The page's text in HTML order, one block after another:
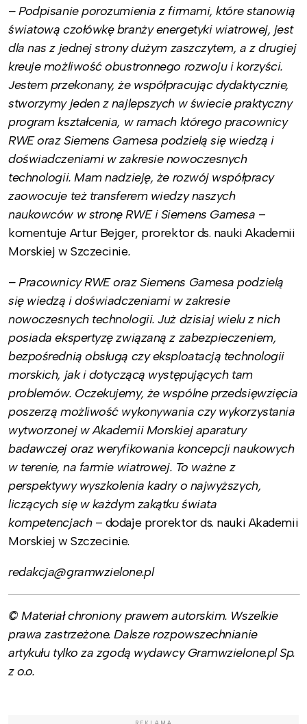
– Podpisanie porozumienia z firmami, które stanowią
światową czołówkę branży energetyki wiatrowej, jest
dla nas z jednej strony dużym zaszczytem, a z drugiej
kreuje możliwość obustronnego rozwoju i korzyści.
Jestem przekonany, że współpracując dydaktycznie,
stworzymy jeden z najlepszych w świecie praktyczny
program kształcenia, w ramach którego pracownicy
RWE oraz Siemens Gamesa podzielą się wiedzą i
doświadczeniami w zakresie nowoczesnych
technologii. Mam nadzieję, że rozwój współpracy
zaowocuje też transferem wiedzy naszych
naukowców w stronę RWE i Siemens Gamesa –
komentuje Artur Bejger, prorektor ds. nauki Akademii
Morskiej w Szczecinie.
– Pracownicy RWE oraz Siemens Gamesa podzielą
się wiedzą i doświadczeniami w zakresie
nowoczesnych technologii. Już dzisiaj wielu z nich
posiada ekspertyzęzwiązanąz zabezpieczeniem,
bezpośrednią obsługą czy eksploatacją technologii
morskich, jak i dotyczącą występujących tam
problemów. Oczekujemy, że wspólne przedsięwzięcia
poszerzą możliwość wykonywania czy wykorzystania
wytworzonej w Akademii Morskiej aparatury
badawczej oraz weryfikowania koncepcji naukowych
w terenie, na farmie wiatrowej. To ważne z
perspektywy wyszkolenia kadry o najwyższych,
liczących się w każdym zakątku świata
kompetencjach – dodaje prorektor ds. nauki Akademii
Morskiej w Szczecinie.
redakcja@gramwzielone.pl
© Materiał chroniony prawem autorskim. Wszelkie
prawa zastrzeżone. Dalsze rozpowszechnianie
artykułu tylko za zgodą wydawcy Gramwzielone.pl Sp.
z o.o.
REKLAMA